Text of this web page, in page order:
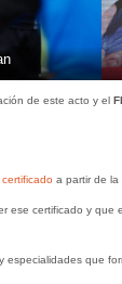
de este acto y el
a partir de la
ese certificado y que
especialidades que